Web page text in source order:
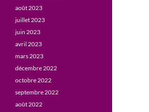
août 2023
juillet 2023
juin 2023
avril 2023
mars 2023
décembre 2022
octobre 2022
septembre 2022
août 2022